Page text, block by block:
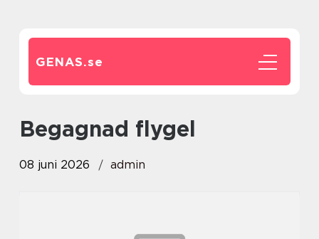
GENAS.se
Begagnad flygel
08 juni 2026 admin